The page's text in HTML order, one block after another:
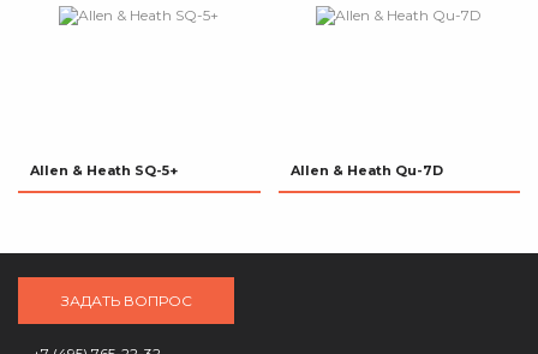
Allen & Heath SQ-5+ Allen & Heath Qu-7D
ЗАДАТЬ ВОПРОС